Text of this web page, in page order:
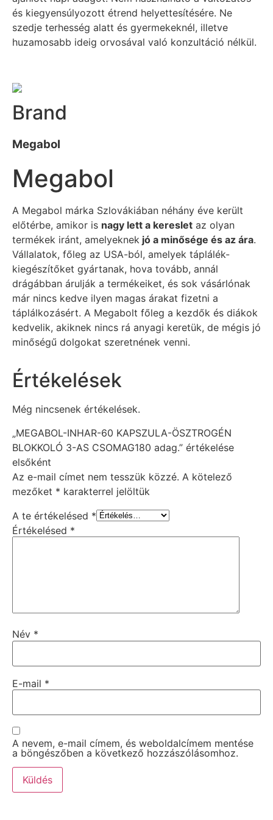
és kiegyensúlyozott étrend helyettesítésére. Ne
szedje terhesség alatt és gyermekeknél, illetve
huzamosabb ideig orvosával való konzultáció nélkül.
Brand
Megabol
Megabol
A Megabol márka Szlovákiában néhány éve került
előtérbe, amikor is nagy lett a kereslet az olyan
termékek iránt, amelyeknek jó a minősége és az ára.
Vállalatok, főleg az USA-ból, amelyek táplálék-
kiegészítőket gyártanak, hova tovább, annál
drágábban árulják a termékeiket, és sok vásárlónak
már nincs kedve ilyen magas árakat fizetni a
táplálkozásért. A Megabolt főleg a kezdők és diákok
kedvelik, akiknek nincs rá anyagi keretük, de mégis jó
minőségű dolgokat szeretnének venni.
Értékelések
Még nincsenek értékelések.
„MEGABOL-INHAR-60 KAPSZULA-ÖSZTROGÉN
BLOKKOLÓ 3-AS CSOMAG180 adag.” értékelése
elsőként
Az e-mail címet nem tesszük közzé. A kötelező
mezőket * karakterrel jelöltük
A te értékelésed *
Értékelésed *
Név *
E-mail *
A nevem, e-mail címem, és weboldalcímem mentése
a böngészőben a következő hozzászólásomhoz.